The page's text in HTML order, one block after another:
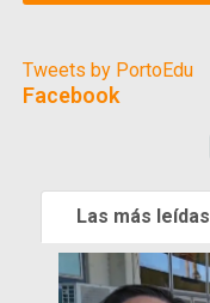
Tweets by PortoEdu
Facebook
Las más leídas